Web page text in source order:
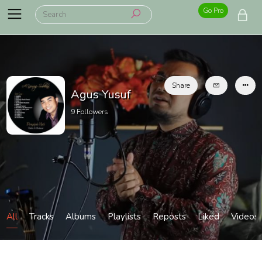
Go Pro
Agus Yusuf
9 Followers
Share
All Tracks Albums Playlists Reposts Liked Videos